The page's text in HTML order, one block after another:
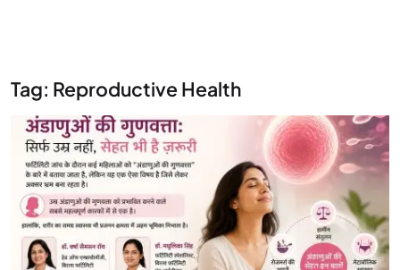
Tag: Reproductive Health